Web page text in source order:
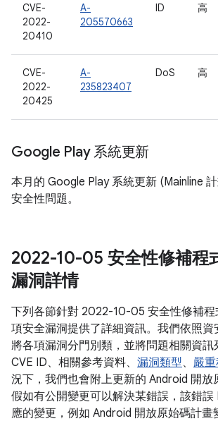
CVE-
2022-
20410
A-
205570663
ID 高
CVE-
2022-
20425
A-
235823407
DoS 高
Google Play 系統更新
本月的 Google Play 系統更新 (Mainline
安全性問題。
2022-10-05 安全性修補程
漏洞詳情
下列各節針對 2022-10-05 安全性修補程
項安全漏洞提供了詳細資訊。我們依照
將各項漏洞分門別類，並將問題相關資訊
CVE ID、相關參考資料、 漏洞類型、 嚴
況下，我們也會附上更新的 Android 開放
假如有公開變更可以解決某錯誤，該錯誤
應的變更，例如 Android 開放原始碼計畫